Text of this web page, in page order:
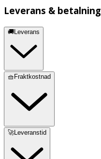
Leverans & betalning
🚚Leverans
🧺Fraktkostnad
🚀Leveranstid